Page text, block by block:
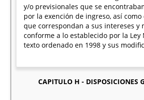
y/o previsionales que se
por la exención de ingreso, así como
que correspondan a sus intereses y
conforme a lo establecido por la Ley
texto ordenado en 1998 y sus
CAPITULO H - DISPOSICIONES